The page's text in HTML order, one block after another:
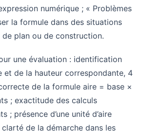
numérique ; « Problèmes
la formule dans des situations
de plan ou de construction.
une évaluation : identification
et de la hauteur correspondante, 4
de la formule aire = base ×
; exactitude des calculs
; présence d’une unité d’aire
de la démarche dans les